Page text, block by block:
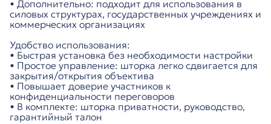
• Дополнительно: подходит для использования в
силовых структурах, государственных учреждениях и
коммерческих организациях
Удобство использования:
• Быстрая установка без необходимости настройки
• Простое управление: шторка легко сдвигается для
закрытия/открытия объектива
• Повышает доверие участников к
конфиденциальности переговоров
• В комплекте: шторка приватности, руководство,
гарантийный талон